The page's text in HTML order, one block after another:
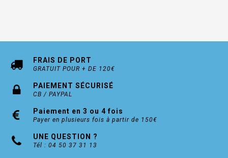
FRAIS DE PORT
GRATUIT POUR + DE 120€
PAIEMENT SÉCURISÉ
CB / PAYPAL
Paiement en 3 ou 4 fois
Payer en plusieurs fois à partir de 150€
UNE QUESTION ?
Tél : 04 50 37 31 13